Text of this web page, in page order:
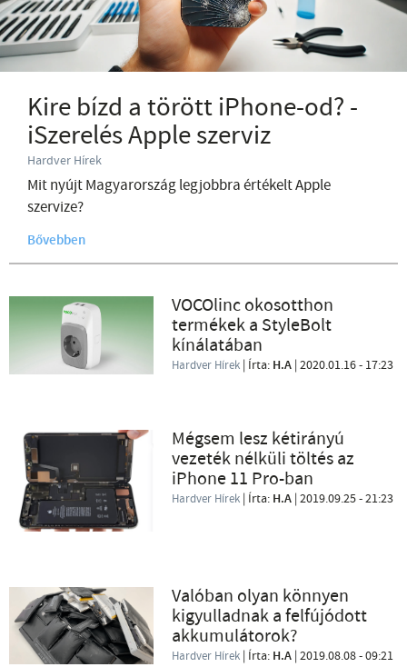
Kire bízd a törött iPhone-od? -
iSzerelés Apple szerviz
Hardver Hírek
Mit nyújt Magyarország legjobbra értékelt Apple
szervize?
Bővebben
VOCOlinc okosotthon
termékek a StyleBolt
kínálatában
Hardver Hírek | Írta: H.A |2020.01.16 - 17:23
Mégsem lesz kétirányú
vezeték nélküli töltés az
iPhone 11 Pro-ban
Hardver Hírek | Írta: H.A |2019.09.25 - 21:23
Valóban olyan könnyen
kigyulladnak a felfújódott
akkumulátorok?
Hardver Hírek | Írta: H.A |2019.08.08 - 09:21